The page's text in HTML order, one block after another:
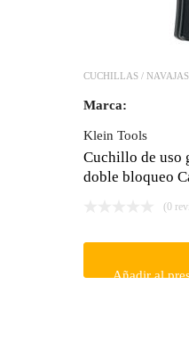
CUCHILLAS / NAVAJAS
Marca:
Klein Tools
Cuchillo de uso
doble bloqueo
(0
Añadir al